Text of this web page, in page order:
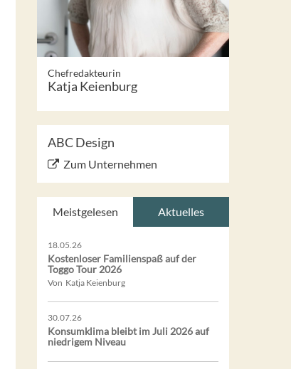
Chefredakteurin
Katja Keienburg
ABC Design
Zum Unternehmen
Meistgelesen Aktuelles
18.05.26
Kostenloser Familienspaß auf der
Toggo Tour 2026
Von Katja Keienburg
30.07.26
Konsumklima bleibt im Juli 2026 auf
niedrigem Niveau